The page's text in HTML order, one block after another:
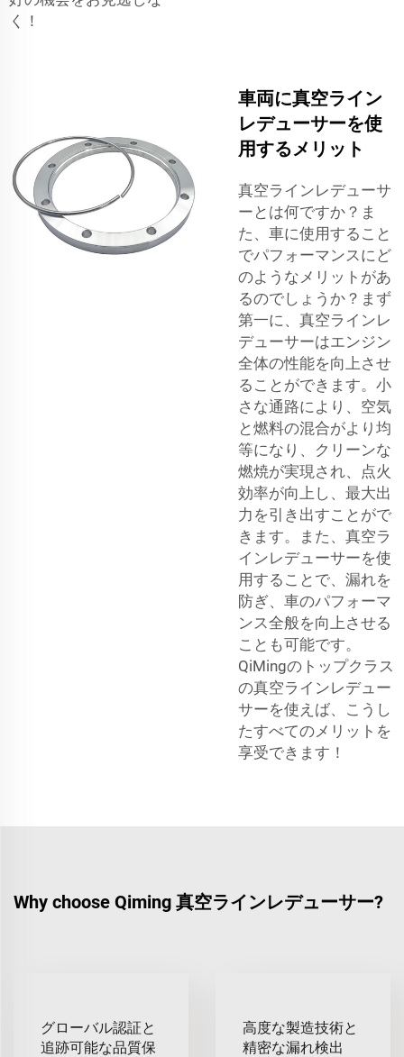
く！
車両に真空ライン
レデューサーを使
用するメリット
真空ラインレデューサ
ーとは何ですか？ま
た、車に使用すること
でパフォーマンスにど
のようなメリットがあ
るのでしょうか？まず
第一に、真空ラインレ
デューサーはエンジン
全体の性能を向上させ
ることができます。小
さな通路により、空気
と燃料の混合がより均
等になり、クリーンな
燃焼が実現され、点火
効率が向上し、最大出
力を引き出すことがで
きます。また、真空ラ
インレデューサーを使
用することで、漏れを
防ぎ、車のパフォーマ
ンス全般を向上させる
ことも可能です。
QiMingのトップクラス
の真空ラインレデュー
サーを使えば、こうし
たすべてのメリットを
享受できます！
Why choose Qiming 真空ラインレデューサー?
グローバル認証と
追跡可能な品質保
高度な製造技術と
精密な漏れ検出